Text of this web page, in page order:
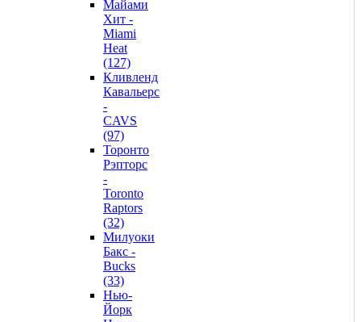
Майами
Хит -
Miami
Heat
(127)
Кливленд
Кавальерс
-
CAVS
(97)
Торонто
Рэпторс
-
Toronto
Raptors
(32)
Милуоки
Бакс -
Bucks
(33)
Нью-
Йорк